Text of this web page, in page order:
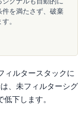
件を満たさず、破棄
。
ィルタースタックに
、未フィルターシグ
下します。